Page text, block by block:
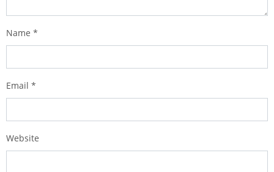
Name *
Email *
Website